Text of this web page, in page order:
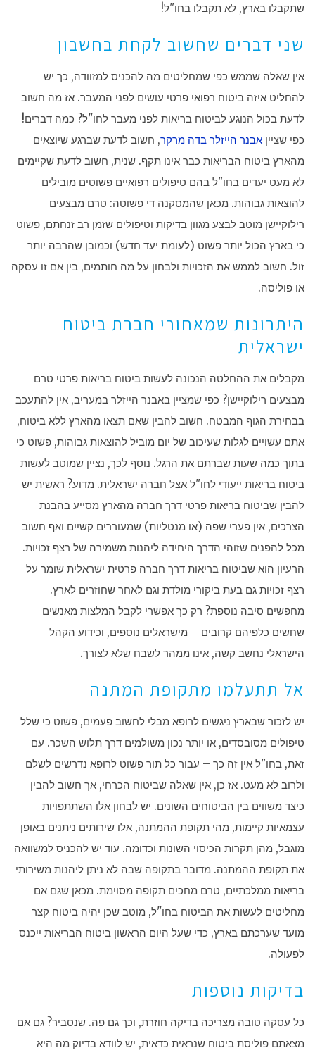
שתקבלו בארץ, לא תקבלו בחו"ל!
שני דברים שחשוב לקחת בחשבון
אין שאלה שממש כפי שמחליטים מה להכניס למזוודה, כך יש
להחליט איזה ביטוח רפואי פרטי עושים לפני המעבר. אז מה חשוב
לדעת בכול הנוגע לביטוח בריאות לפני מעבר לחו"ל? כמה דברים!
כפי שצייןאבנר הייזלר בדה מרקר, חשוב לדעת שברגע שיוצאים
מהארץ ביטוח הבריאות כבר אינו תקף. שנית, חשוב לדעת שקיימים
לא מעט יעדים בחו"ל בהם טיפולים רפואיים פשוטים מובילים
להוצאות גבוהות. מכאן שהמסקנה די פשוטה: טרם מבצעים
רילוקיישן מוטב לבצע מגוון בדיקות וטיפולים שזמן רב זנחתם, פשוט
כי בארץ הכול יותר פשוט (לעומת יעד חדש) וכמובן שהרבה יותר
זול. חשוב לממש את הזכויות ולבחון על מה חותמים, בין אם זו עסקה
או פוליסה.
היתרונות שמאחורי חברת ביטוח
ישראלית
מקבלים את ההחלטה הנכונה לעשות ביטוח בריאות פרטי טרם
מבצעים רילוקיישן? כפי שמציין באבנר הייזלר במעריב, אין להתעכב
בבחירת הגוף המבטח. חשוב להבין שאם תצאו מהארץ ללא ביטוח,
אתם עשויים לגלות שעיכוב של יום מוביל להוצאות גבוהות, פשוט כי
בתוך כמה שעות שברתם את הרגל. נוסף לכך, נציין שמוטב לעשות
ביטוח בריאות ייעודי לחו"ל אצל חברה ישראלית. מדוע? ראשית יש
להבין שביטוח בריאות פרטי דרך חברה מהארץ מסייע בהבנת
הצרכים, אין פערי שפה (או מנטליות) שמעוררים קשיים ואף חשוב
מכל להפנים שזוהי הדרך היחידה ליהנות משמירה של רצף זכויות.
הרעיון הוא שביטוח בריאות דרך חברה פרטית ישראלית שומר על
רצף זכויות גם בעת ביקורי מולדת וגם לאחר שחוזרים לארץ.
מחפשים סיבה נוספת? רק כך אפשרי לקבל המלצות מאנשים
שחשים כלפיהם קרובים – מישראלים נוספים, וכידוע הקהל
הישראלי נחשב קשה, אינו ממהר לשבח שלא לצורך.
אל תתעלמו מתקופת המתנה
יש לזכור שבארץ ניגשים לרופא מבלי לחשוב פעמים, פשוט כי שלל
טיפולים מסובסדים, או יותר נכון משולמים דרך תלוש השכר. עם
זאת, בחו"ל אין זה כך – עבור כל תור פשוט לרופא נדרשים לשלם
ולרוב לא מעט. אז כן, אין שאלה שביטוח הכרחי, אך חשוב להבין
כיצד משווים בין הביטוחים השונים. יש לבחון אלו השתתפויות
עצמאיות קיימות, מהי תקופת ההמתנה, אלו שירותים ניתנים באופן
מוגבל, מהן תקרות הכיסוי השונות וכדומה. עוד יש להכניס למשוואה
את תקופת ההמתנה. מדובר בתקופה שבה לא ניתן ליהנות משירותי
בריאות ממלכתיים, טרם מחכים תקופה מסוימת. מכאן שגם אם
מחליטים לעשות את הביטוח בחו"ל, מוטב שכן יהיה ביטוח קצר
מועד שערכתם בארץ, כדי שעל היום הראשון ביטוח הבריאות ייכנס
לפעולה.
בדיקות נוספות
כל עסקה טובה מצריכה בדיקה חוזרת, וכך גם פה. שנסביר? גם אם
מצאתם פוליסת ביטוח שנראית כדאית, יש לוודא בדיוק מה היא